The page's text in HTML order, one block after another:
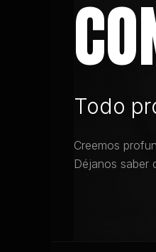
Todo
Creemos
Déjanos saber